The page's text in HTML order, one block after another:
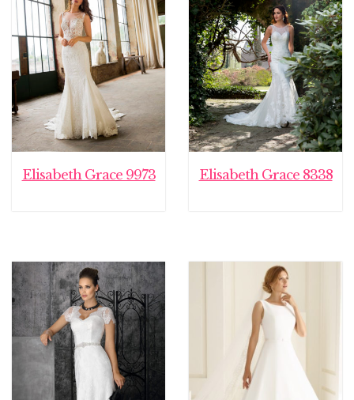
Elisabeth Grace 9973 Elisabeth Grace 8338